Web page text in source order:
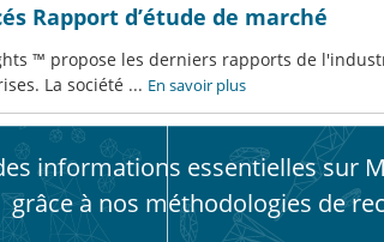
Rapport d’étude de marché
™ propose les derniers rapports de
La société ... En savoir plus
informations essentielles sur
grâce à nos méthodologies de